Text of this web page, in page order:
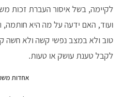
לקיימה, בשל איסור העברת זכות
ועוד, האם ידעה על מה היא חותמה,
טוב ולא במצב נפשי קשה ולא חשה
לקבל טענת עושק או טעות.
אחדות